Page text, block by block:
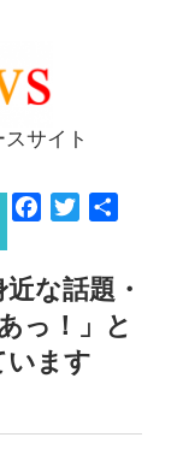
サイト
FacebookTwitter
な話題・
っ！」と
ます